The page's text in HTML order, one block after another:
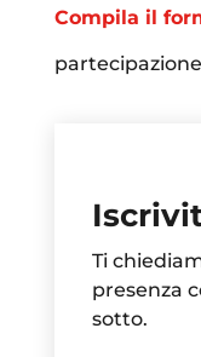
Compila il
Ti
presenza
sotto.